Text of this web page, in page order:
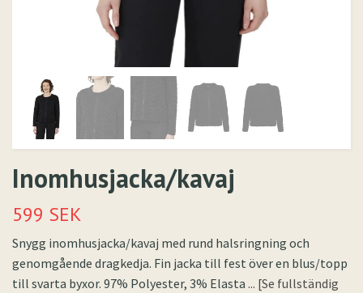
Inomhusjacka/kavaj
599 SEK
Snygg inomhusjacka/kavaj med rund halsringning och
genomgående dragkedja. Fin jacka till fest över en blus/topp
till svarta byxor. 97% Polyester, 3% Elasta ... [Se fullständig